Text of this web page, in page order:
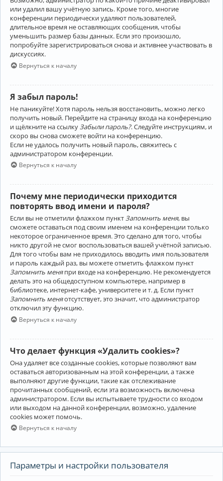
или удалил вашу учётную запись. Кроме того, многие
конференции периодически удаляют пользователей,
длительное время не оставляющих сообщения, чтобы
уменьшить размер базы данных. Если это произошло,
попробуйте зарегистрироваться снова и активнее участвовать в
дискуссиях.
Вернуться к началу
Я забыл пароль!
Не паникуйте! Хотя пароль нельзя восстановить, можно легко
получить новый. Перейдите на страницу входа на конференцию
и щёлкните на ссылку Забыли пароль?. Следуйте инструкциям, и
скоро вы снова сможете войти на конференцию.
Если не удалось получить новый пароль, свяжитесь с
администратором конференции.
Вернуться к началу
Почему мне периодически приходится
повторять ввод имени и пароля?
Если вы не отметили флажком пунктЗапомнить меня, вы
сможете оставаться под своим именем на конференции только
некоторое ограниченное время. Это сделано для того, чтобы
никто другой не смог воспользоваться вашей учётной записью.
Для того чтобы вам не приходилось вводить имя пользователя
и пароль каждый раз, вы можете отметить флажком пункт
Запомнить меняпри входе на конференцию. Не рекомендуется
делать это на общедоступном компьютере, например в
библиотеке, интернет-кафе, университете и т. д. Если пункт
Запомнить меняотсутствует, это значит, что администратор
отключил эту функцию.
Вернуться к началу
Что делает функция «Удалить cookies»?
Она удаляет все созданные cookies, которые позволяют вам
оставаться авторизованным на этой конференции, а также
выполняют другие функции, такие как отслеживание
прочитанных сообщений, если эта возможность включена
администратором. Если вы испытываете трудности со входом
или выходом на данной конференции, возможно, удаление
cookies может помочь.
Вернуться к началу
Параметры и настройки пользователя